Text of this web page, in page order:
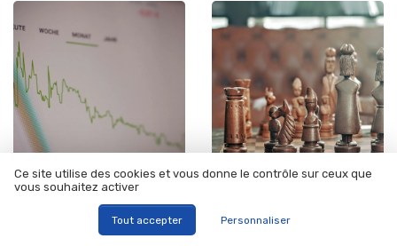
Conformité, risques & réglementation • 12/06/2025
Kyc définition : tout ce que
vous devez savoir sur le
processus de connaissance
optimiser le processus de
Ce site utilise des cookies et vous donne le contrôle sur ceux que
vous souhaitez activer
Tout accepter Personnaliser